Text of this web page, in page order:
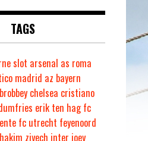
TAGS
slot arsenal as roma
madrid az bayern
chelsea cristiano
erik ten hag fc
fc utrecht feyenoord
hakim ziyech inter joey